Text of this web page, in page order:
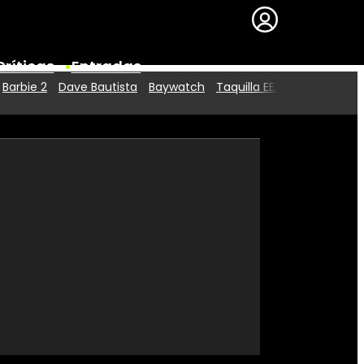
Entradas
Premios
Barbie 2 Dave Bautista Baywatch Taquilla EE.UU.